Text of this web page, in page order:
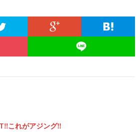
これがアジング‼︎